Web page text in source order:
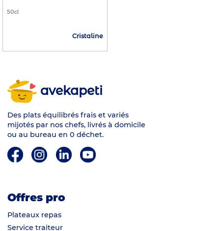
50cl
Cristaline
avekapeti
Des plats équilibrés frais et variés
mijotés par nos chefs, livrés à domicile
ou au bureau en 0 déchet.
Offres pro
Plateaux repas
Service traiteur